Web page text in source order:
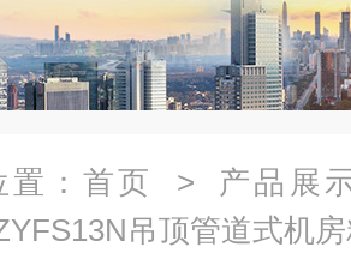
： 首页 > 产品展
吊顶管道式机